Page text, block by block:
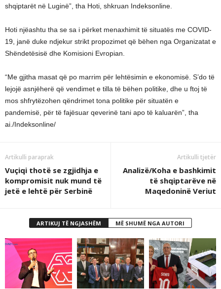
shqiptarët në Luginë”, tha Hoti, shkruan Indeksonline.
Hoti njëashtu tha se sa i përket menaxhimit të situatës me COVID-
19, janë duke ndjekur strikt propozimet që bëhen nga Organizatat e
Shëndetësisë dhe Komisioni Evropian.
“Me gjitha masat që po marrim për lehtësimin e ekonomisë. S’do të
lejojë asnjëherë që vendimet e tilla të bëhen politike, dhe u ftoj të
mos shfrytëzohen qëndrimet tona politike për situatën e
pandemisë, për të fajësuar qeverinë tani apo të kaluarën”, tha
ai./Indeksonline/
Artikulli paraprak
Vuçiqi thotë se zgjidhja e
kompromisit nuk mund të
jetë e lehtë për Serbinë
Artikulli tjetër
Analizë/Koha e bashkimit
të shqiptarëve në
Maqedoninë Veriut
ARTIKUJ TË NGJASHËM MË SHUMË NGA AUTORI